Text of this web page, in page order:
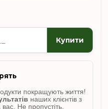
Купити
покращують життя!
наших клієнтів з
Не пропустіть,